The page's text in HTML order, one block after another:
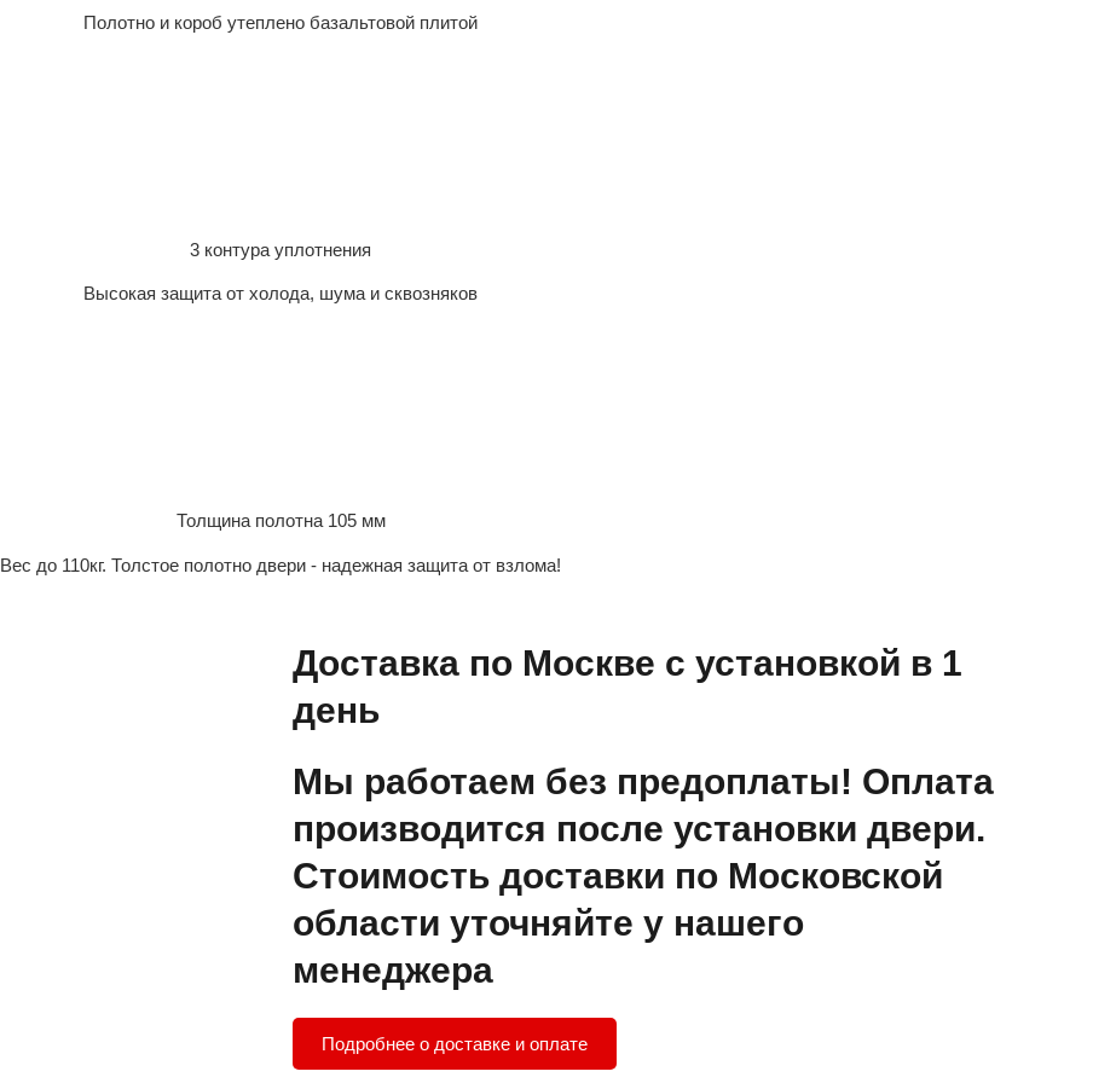
Полотно и короб утеплено базальтовой плитой
3 контура уплотнения
Высокая защита от холода, шума и сквозняков
Толщина полотна 105 мм
Вес до 110кг. Толстое полотно двери - надежная защита от взлома!
Доставка по Москве с установкой в 1
день
Мы работаем без предоплаты! Оплата
производится после установки двери.
Стоимость доставки по Московской
области уточняйте у нашего
менеджера
Подробнее о доставке и оплате